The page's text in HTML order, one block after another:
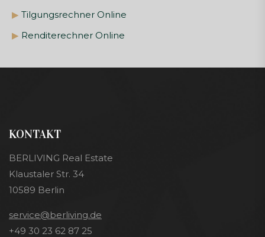
▶ Tilgungsrechner Online
▶ Renditerechner Online
KONTAKT
BERLIVING Real Estate
Klaustaler Str. 34
10589 Berlin
service@berliving.de
+49 30 23 62 87 25